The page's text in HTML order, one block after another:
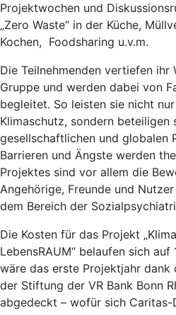
Projektwochen und
„Zero Waste“ in der Küche,
Kochen, Foodsharing u.v.m.
Die Teilnehmenden vertiefen ihr
Gruppe und werden dabei von
begleitet. So leisten sie nicht
Klimaschutz, sondern beteiligen
gesellschaftlichen und globalen
Barrieren und Ängste werden
Projektes sind vor allem die
Angehörige, Freunde und
dem Bereich der
Die Kosten für das Projekt
LebensRAUM“ belaufen sich
wäre das erste Projektjahr
der Stiftung der VR Bank Bonn
abgedeckt – wofür sich